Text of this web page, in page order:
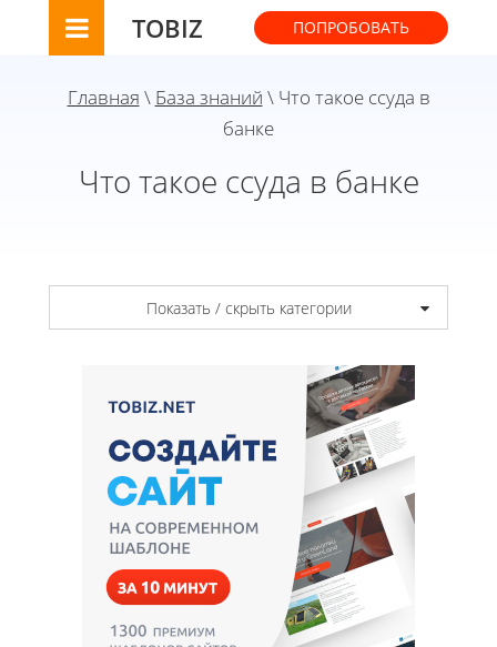
TOBIZ ПОПРОБОВАТЬ
Главная \ База знаний \ Что такое ссуда в
банке
Что такое ссуда в банке
Показать / скрыть категории